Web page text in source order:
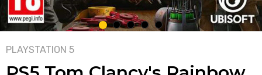
1 2 3 4 5
PLAYSTATION 5